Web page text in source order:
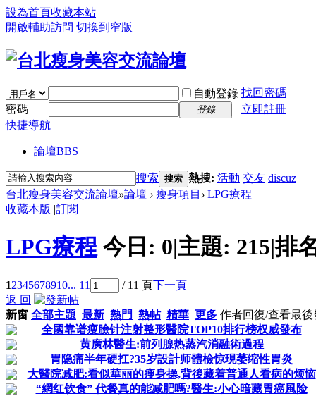
設為首頁收藏本站
開啟輔助訪問 切換到窄版
自動登錄 找回密碼
密碼
登錄
立即註冊
快捷導航
論壇BBS
搜索 搜索 熱搜: 活動 交友 discuz
台北瘦身美容交流論壇»論壇 › 瘦身項目 › LPG療程
收藏本版 |訂閱
LPG療程 今日: 0|主題: 215|排
12345678910... 11 / 11 頁下一頁
返 回
新窗 全部主題 最新 熱門 熱帖 精華 更多 作者回復/查看最後
全國靠谱瘦臉针注射整形醫院TOP10排行榜权威發布
黄廣林醫生:前列腺热蒸汽消融術過程
胃隐痛半年硬扛?35岁設計师體檢惊現萎缩性胃炎
大醫院减肥:看似華丽的瘦身操,背後藏着普通人看病的烦恼
“網红饮食” 代餐真的能减肥嗎?醫生:小心暗藏胃癌風险